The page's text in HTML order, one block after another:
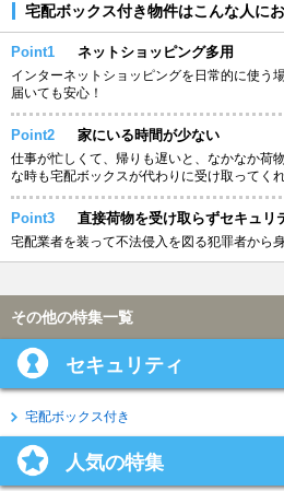
宅配ボックス付き物件はこんな人に
Point1 ネットショッピング多用
インターネットショッピングを日常的に使う
届いても安心！
Point2 家にいる時間が少ない
仕事が忙しくて、帰りも遅いと、なかなか荷
な時も宅配ボックスが代わりに受け取ってくれ
Point3 直接荷物を受け取らずセキュリ
宅配業者を装って不法侵入を図る犯罪者から
その他の特集一覧
セキュリティ
宅配ボックス付き
人気の特集